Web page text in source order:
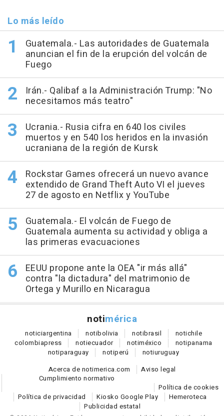
Lo más leído
Guatemala.- Las autoridades de Guatemala
anuncian el fin de la erupción del volcán de
Fuego
Irán.- Qalibaf a la Administración Trump: "No
necesitamos más teatro"
Ucrania.- Rusia cifra en 640 los civiles
muertos y en 540 los heridos en la invasión
ucraniana de la región de Kursk
Rockstar Games ofrecerá un nuevo avance
extendido de Grand Theft Auto VI el jueves
27 de agosto en Netflix y YouTube
Guatemala.- El volcán de Fuego de
Guatemala aumenta su actividad y obliga a
las primeras evacuaciones
EEUU propone ante la OEA "ir más allá"
contra "la dictadura" del matrimonio de
Ortega y Murillo en Nicaragua
notimérica
noticiargentina notibolivia notibrasil notichile
colombiapress notiecuador notiméxico notipanama
notiparaguay notiperú notiuruguay
Acerca de notimerica.com
Aviso legal
Cumplimiento normativo
Política de cookies
Política de privacidad
Kiosko Google Play
Hemeroteca
Publicidad estatal